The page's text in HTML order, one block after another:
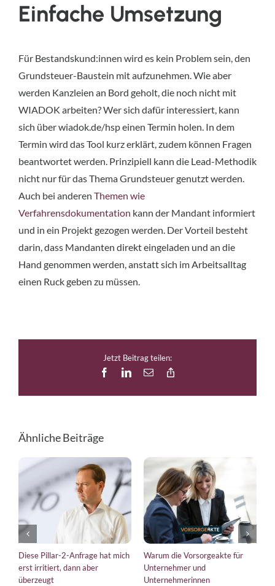
Einfache Umsetzung
Für Bestandskund:innen wird es kein Problem sein, den
Grundsteuer-Baustein mit aufzunehmen. Wie aber
werden Kanzleien an Bord geholt, die noch nicht mit
WIADOK arbeiten? Wer sich dafür interessiert, kann
sich über wiadok.de/hsp einen Termin holen. In dem
Termin wird das Tool kurz erklärt, zudem können Fragen
beantwortet werden. Prinzipiell kann die Lead-Methodik
nicht nur für das Thema Grundsteuer genutzt werden.
Auch bei anderen Themen wie
Verfahrensdokumentation kann der Mandant informiert
und in ein Projekt gezogen werden. Der Vorteil besteht
darin, dass Mandanten direkt eingeladen und an die
Hand genommen werden, anstatt sich im Arbeitsalltag
einen Ruck geben zu müssen.
Jetzt Beitrag teilen:
FacebookLinkedIn
E-
Ähnliche Beiträge
Diese Pillar-2-Anfrage hat mich
erst irritiert, dann aber
überzeugt
Warum die Vorsorgeakte für
Unternehmer und
Unternehmerinnen